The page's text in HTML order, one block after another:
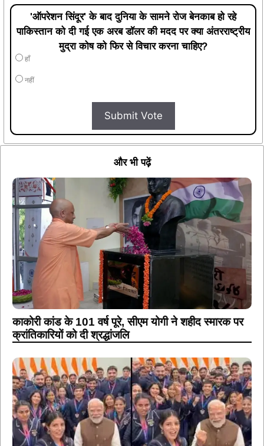
'ऑपरेशन सिंदूर' के बाद दुनिया के सामने रोज बेनकाब हो रहे
पाकिस्तान को दी गई एक अरब डॉलर की मदद पर क्या अंतरराष्ट्रीय
मुद्रा कोष को फिर से विचार करना चाहिए?
हाँ
नहीं
Submit Vote
और भी पढ़ें
काकोरी कांड के 101 वर्ष पूरे, सीएम योगी ने शहीद स्मारक पर
क्रांतिकारियों को दी श्रद्धांजलि